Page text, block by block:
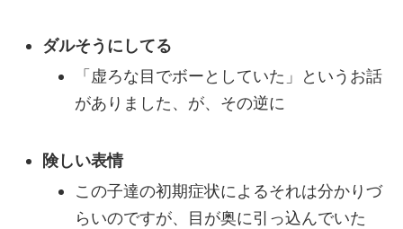
ダルそうにしてる
「虚ろな目でボーとしていた」というお話
がありました、が、その逆に
険しい表情
この子達の初期症状によるそれは分かりづ
らいのですが、目が奥に引っ込んでいた